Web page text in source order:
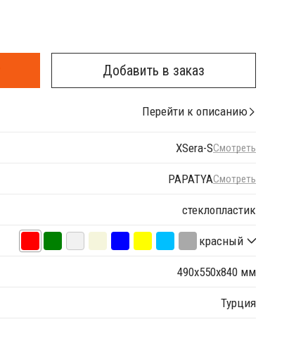
Добавить в заказ
Перейти к описанию
XSera-SСмотреть
PAPATYAСмотреть
стеклопластик
красный
490х550х840 мм
Турция